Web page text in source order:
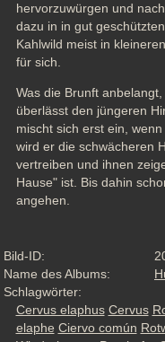
hervorzuwürgen und
dazu in in gut
Kahlwild meist in
für sich.
Was die Brunft
überlässt den jüngeren
mischt sich erst ein,
wird er die schwächeren
vertreiben und ihnen
Hause" ist. Bis dahin
angehen.
Bild-ID:
Name des Albums:
Schlagwörter:
Cervus elaphus Cervus
elaphe Ciervo común